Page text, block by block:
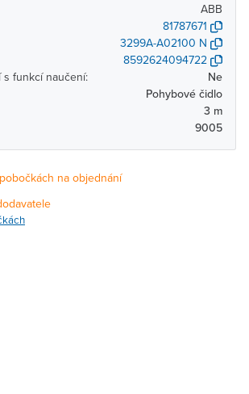
ABB
81787671
3299A-A02100 N
8592624094722
funkcí naučení:
Ne
Pohybové čidlo
3 m
9005
na objednání